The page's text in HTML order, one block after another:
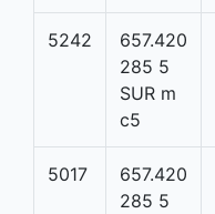
5242
657.420
285 5
SUR m
c5
5017
657.420
285 5